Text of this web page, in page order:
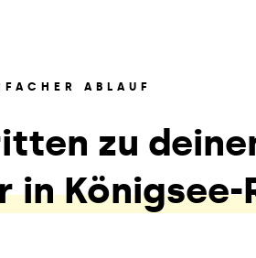
ABLAUF
zu
in